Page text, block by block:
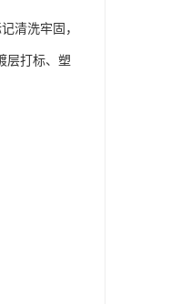
清洗牢固，
层打标、塑